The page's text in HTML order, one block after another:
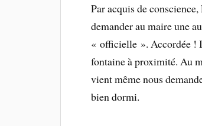
Par acquis de
demander au maire une
« officielle ». Accordée !
fontaine à proximité. Au
vient même nous
bien dormi.